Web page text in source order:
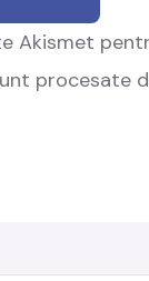
Akismet
procesate